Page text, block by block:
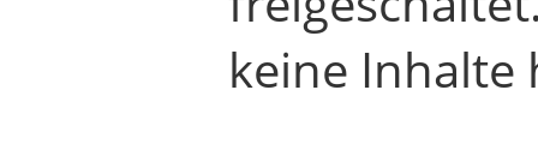
keine Inhalte